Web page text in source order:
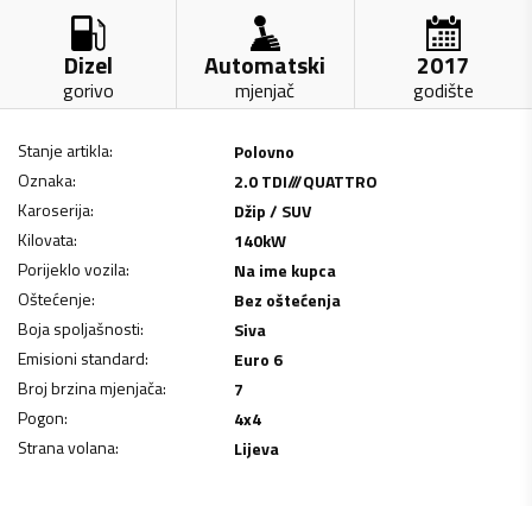
Dizel
gorivo
Automatski
mjenjač
2017
godište
Stanje artikla:
Polovno
Oznaka:
2.0 TDI///QUATTRO
Karoserija:
Džip / SUV
Kilovata: 140kW
Porijeklo vozila:
Na ime kupca
Oštećenje:
Bez oštećenja
Boja spoljašnosti:
Siva
Emisioni standard:
Euro 6
Broj brzina mjenjača:
7
Pogon:
4x4
Strana volana: Lijeva